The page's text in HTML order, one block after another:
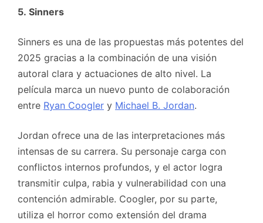
5. Sinners
Sinners es una de las propuestas más potentes del
2025 gracias a la combinación de una visión
autoral clara y actuaciones de alto nivel. La
película marca un nuevo punto de colaboración
entre Ryan Coogler y Michael B. Jordan.
Jordan ofrece una de las interpretaciones más
intensas de su carrera. Su personaje carga con
conflictos internos profundos, y el actor logra
transmitir culpa, rabia y vulnerabilidad con una
contención admirable. Coogler, por su parte,
utiliza el horror como extensión del drama